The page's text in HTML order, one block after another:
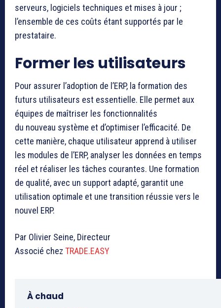
serveurs, logiciels techniques et mises à jour ;
l’ensemble de ces coûts étant supportés par le
prestataire.
Former les utilisateurs
Pour assurer l’adoption de l’ERP, la formation des
futurs utilisateurs est essentielle. Elle permet aux
équipes de maîtriser les fonctionnalités
du nouveau système et d’optimiser l’efficacité. De
cette manière, chaque utilisateur apprend à utiliser
les modules de l’ERP, analyser les données en temps
réel et réaliser les tâches courantes. Une formation
de qualité, avec un support adapté, garantit une
utilisation optimale et une transition réussie vers le
nouvel ERP.
Par Olivier Seine, Directeur
Associé chez TRADE.EASY
À chaud